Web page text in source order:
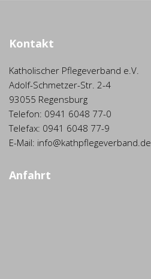
Kontakt
Katholischer Pflegeverband e.V.
Adolf-Schmetzer-Str. 2-4
93055 Regensburg
Telefon: 0941 6048 77-0
Telefax: 0941 6048 77-9
E-Mail: info@kathpflegeverband.de
Anfahrt